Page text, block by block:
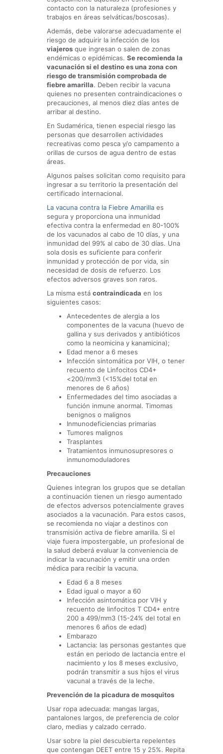
contacto con la naturaleza (profesiones y
trabajos en áreas selváticas/boscosas).
Además, debe valorarse adecuadamente el
riesgo de adquirir la infección de los
viajeros que ingresan o salen de zonas
endémicas o epidémicas. Se recomienda la
vacunación si el destino es una zona con
riesgo de transmisión comprobada de
fiebre amarilla. Deben recibir la vacuna
quienes no presenten contraindicaciones o
precauciones, al menos diez días antes de
arribar al destino.
En Sudamérica, tienen especial riesgo las
personas que desarrollen actividades
recreativas como pesca y/o campamento a
orillas de cursos de agua dentro de estas
áreas.
Algunos países solicitan como requisito para
ingresar a su territorio la presentación del
certificado internacional.
La vacuna contra la Fiebre Amarilla es
segura y proporciona una inmunidad
efectiva contra la enfermedad en 80-100%
de los vacunados al cabo de 10 días, y una
inmunidad del 99% al cabo de 30 días. Una
sola dosis es suficiente para conferir
inmunidad y protección de por vida, sin
necesidad de dosis de refuerzo. Los
efectos adversos graves son raros.
La misma está contraindicada en los
siguientes casos:
Antecedentes de alergia a los
componentes de la vacuna (huevo de
gallina y sus derivados y antibióticos
como la neomicina y kanamicina);
Edad menor a 6 meses
Infección sintomática por VIH, o tener
recuento de Linfocitos CD4+
<200/mm3 (<15%del total en
menores de 6 años)
Enfermedades del timo asociadas a
función inmune anormal. Timomas
benignos o malignos
Inmunodeficiencias primarias
Tumores malignos
Trasplantes
Tratamientos inmunosupresores o
inmunomoduladores
Precauciones
Quienes integran los grupos que se detallan
a continuación tienen un riesgo aumentado
de efectos adversos potencialmente graves
asociados a la vacunación. Para estos casos,
se recomienda no viajar a destinos con
transmisión activa de fiebre amarilla. Si el
viaje fuera impostergable, un profesional de
la salud deberá evaluar la conveniencia de
indicar la vacunación y emitir una orden
médica para recibir la vacuna.
Edad 6 a 8 meses
Edad igual o mayor a 60
Infección asintomática por VIH y
recuento de linfocitos T CD4+ entre
200 a 499/mm3 (15-24% del total en
menores 6 años de edad)
Embarazo
Lactancia: las personas gestantes que
están en periodo de lactancia entre el
nacimiento y los 8 meses exclusivo,
podrán transmitir a sus hijos el virus
vacunal a través de la leche.
Prevención de la picadura de mosquitos
Usar ropa adecuada: mangas largas,
pantalones largos, de preferencia de color
claro, medias y calzado cerrado.
Usar sobre la piel descubierta repelentes
que contengan DEET entre 15 y 25%. Repita